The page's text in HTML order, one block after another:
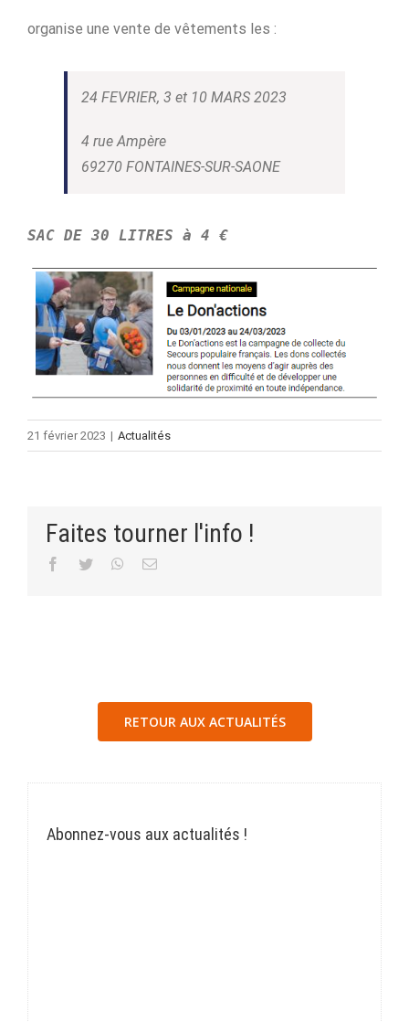
organise une vente de vêtements les :
24 FEVRIER, 3 et 10 MARS 2023
4 rue Ampère
69270 FONTAINES-SUR-SAONE
SAC DE 30 LITRES à 4 €
21 février 2023 | Actualités
Faites tourner l'info !
Facebook
Twitter WhatsApp
Email
RETOUR AUX ACTUALITÉS
Abonnez-vous aux actualités !